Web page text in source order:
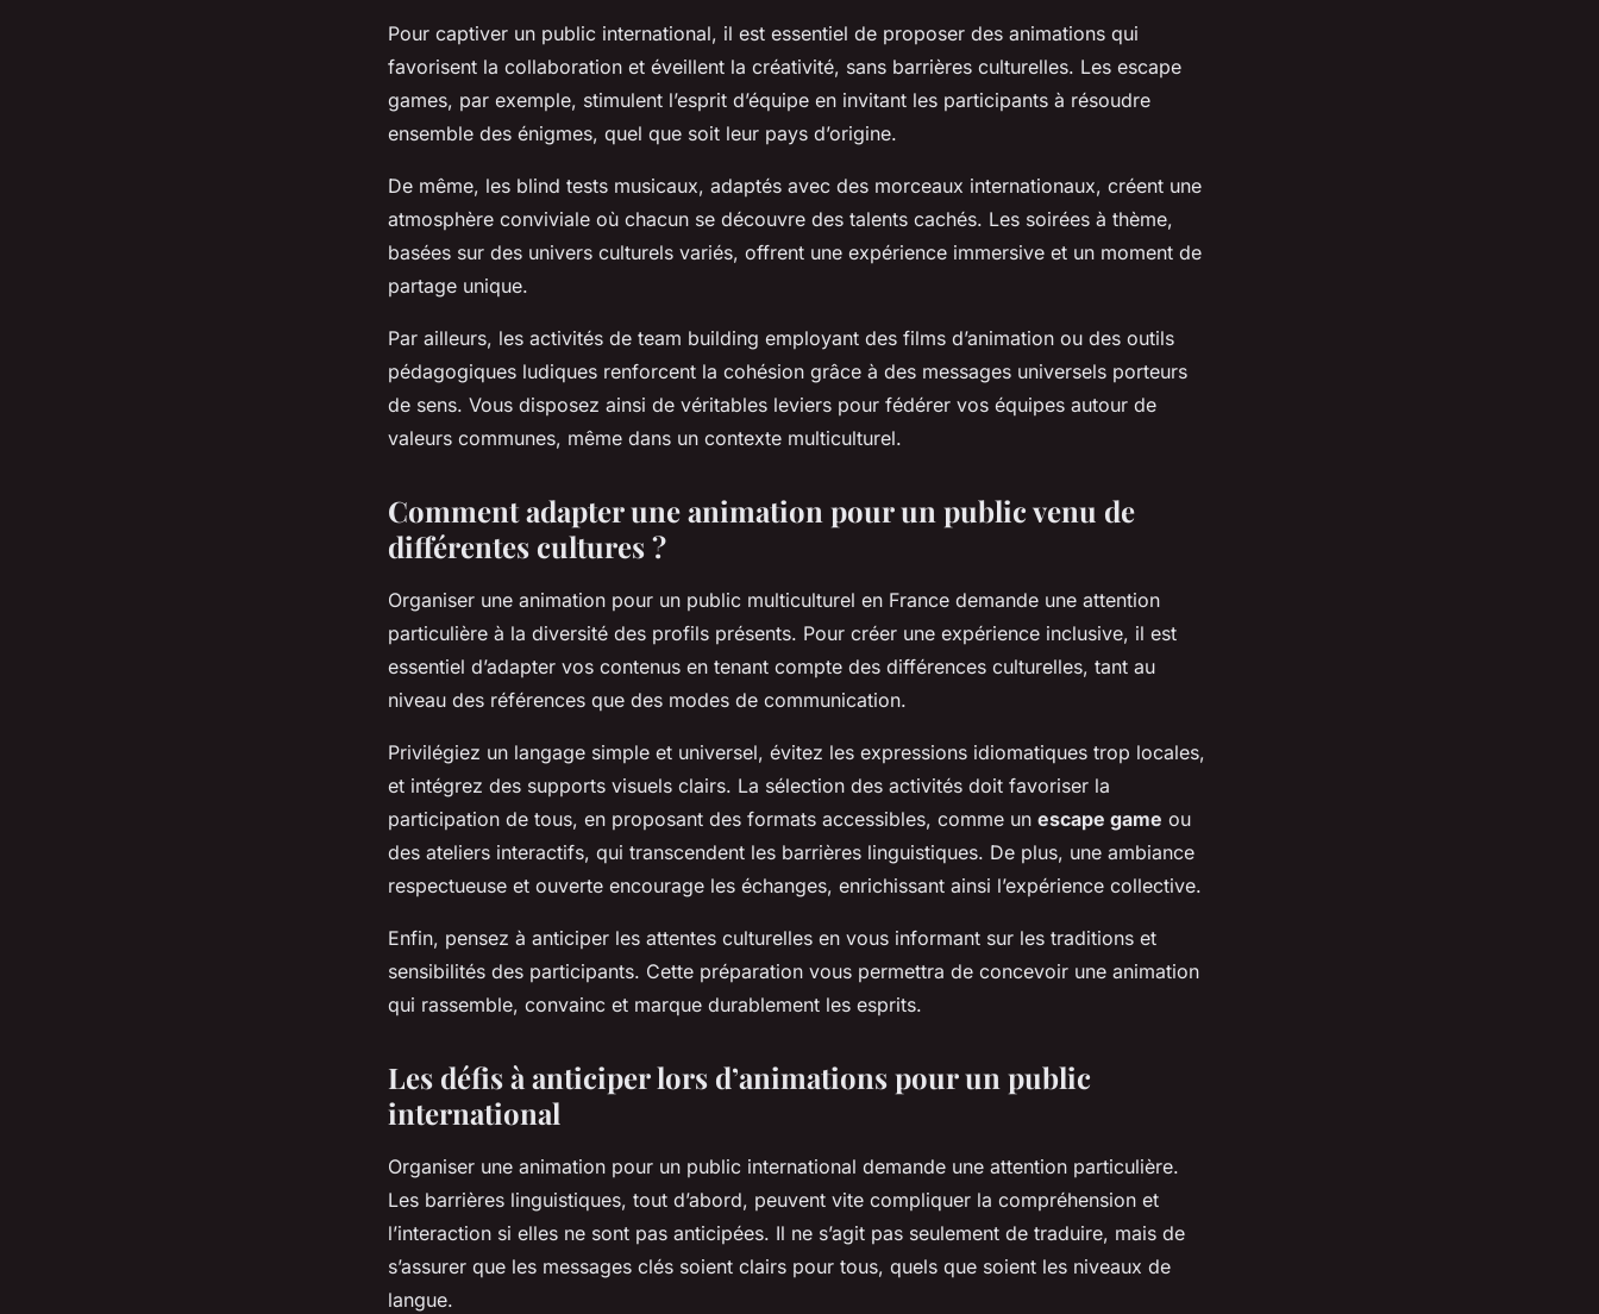
Pour captiver un public international, il est essentiel de proposer des animations qui
favorisent la collaboration et éveillent la créativité, sans barrières culturelles. Les escape
games, par exemple, stimulent l’esprit d’équipe en invitant les participants à résoudre
ensemble des énigmes, quel que soit leur pays d’origine.
De même, les blind tests musicaux, adaptés avec des morceaux internationaux, créent une
atmosphère conviviale où chacun se découvre des talents cachés. Les soirées à thème,
basées sur des univers culturels variés, offrent une expérience immersive et un moment de
partage unique.
Par ailleurs, les activités de team building employant des films d’animation ou des outils
pédagogiques ludiques renforcent la cohésion grâce à des messages universels porteurs
de sens. Vous disposez ainsi de véritables leviers pour fédérer vos équipes autour de
valeurs communes, même dans un contexte multiculturel.
Comment adapter une animation pour un public venu de
différentes cultures ?
Organiser une animation pour un public multiculturel en France demande une attention
particulière à la diversité des profils présents. Pour créer une expérience inclusive, il est
essentiel d’adapter vos contenus en tenant compte des différences culturelles, tant au
niveau des références que des modes de communication.
Privilégiez un langage simple et universel, évitez les expressions idiomatiques trop locales,
et intégrez des supports visuels clairs. La sélection des activités doit favoriser la
participation de tous, en proposant des formats accessibles, comme un escape game ou
des ateliers interactifs, qui transcendent les barrières linguistiques. De plus, une ambiance
respectueuse et ouverte encourage les échanges, enrichissant ainsi l’expérience collective.
Enfin, pensez à anticiper les attentes culturelles en vous informant sur les traditions et
sensibilités des participants. Cette préparation vous permettra de concevoir une animation
qui rassemble, convainc et marque durablement les esprits.
Les défis à anticiper lors d’animations pour un public
international
Organiser une animation pour un public international demande une attention particulière.
Les barrières linguistiques, tout d’abord, peuvent vite compliquer la compréhension et
l’interaction si elles ne sont pas anticipées. Il ne s’agit pas seulement de traduire, mais de
s’assurer que les messages clés soient clairs pour tous, quels que soient les niveaux de
langue.